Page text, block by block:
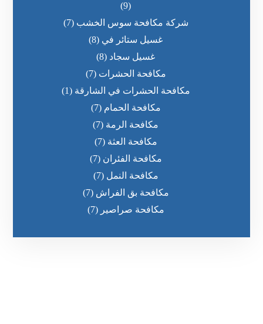
(9)
شركة مكافحة سوس الخشب (7)
غسيل ستائر في (8)
غسيل سجاد (8)
مكافحة الحشرات (7)
مكافحة الحشرات في الشارقة (1)
مكافحة الحمام (7)
مكافحة الرمة (7)
مكافحة العثة (7)
مكافحة الفئران (7)
مكافحة النمل (7)
مكافحة بق الفراش (7)
مكافحة صراصير (7)